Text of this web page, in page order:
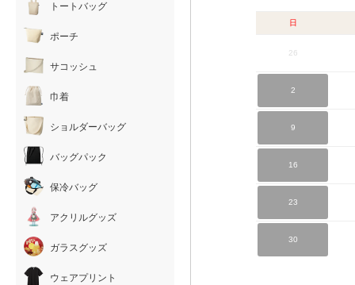
日
26
2
9
16
23
30
トートバッグ
ポーチ
サコッシュ
巾着
ショルダーバッグ
バッグパック
保冷バッグ
アクリルグッズ
ガラスグッズ
ウェアプリント